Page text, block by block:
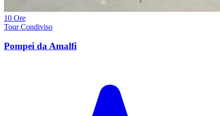
10 Ore
Tour Condiviso
Pompei da Amalfi